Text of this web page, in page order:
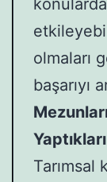
olmaları
başarıyı
Tarımsal